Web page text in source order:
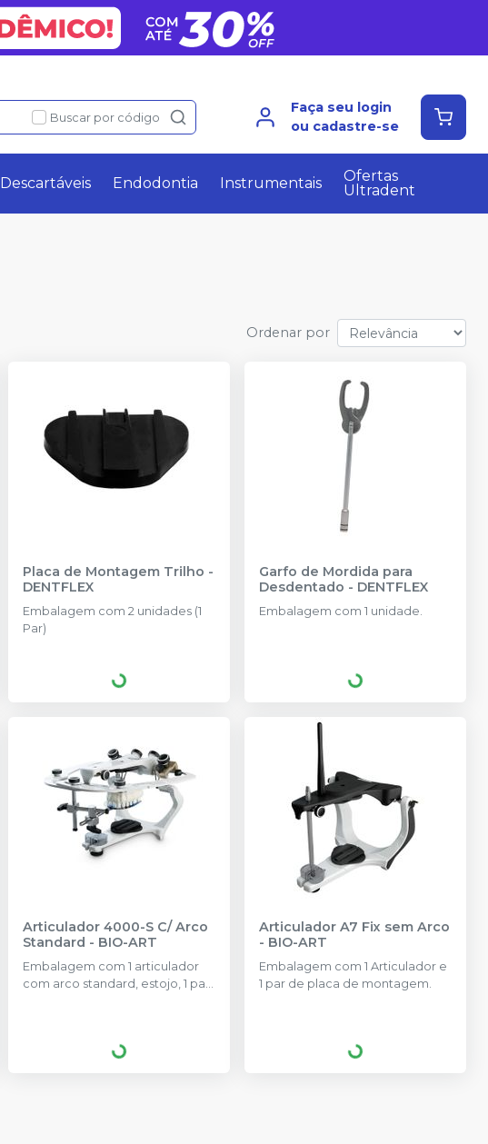
Buscar por código
Faça seu login
ou cadastre-se
Descartáveis Endodontia Instrumentais
Ofertas
Ultradent
Ordenar por
Placa de Montagem Trilho -
DENTFLEX
Embalagem com 2 unidades (1
Par)
Garfo de Mordida para
Desdentado - DENTFLEX
Embalagem com 1 unidade.
Articulador 4000-S C/ Arco
Standard - BIO-ART
Embalagem com 1 articulador
com arco standard, estojo, 1 par
Articulador A7 Fix sem Arco
- BIO-ART
Embalagem com 1 Articulador e
1 par de placa de montagem.